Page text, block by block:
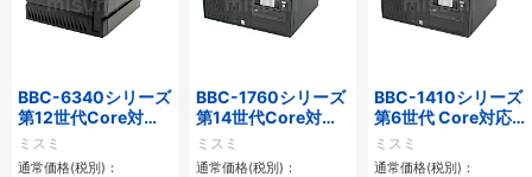
BBC-6340シリーズ
第12世代Core対応
小型フロアマウント
PC2PCI/2PCIe
ミスミ
通常価格(税別)：
BBC-1760シリーズ
第14世代Core対応
小型フロアマウント
3PCIe
ミスミ
通常価格(税別)：
BBC-1410シリーズ
第6世代 Core対応フ
ロアマウントFAPC
3PCI・3PCIe
ミスミ
通常価格(税別)：